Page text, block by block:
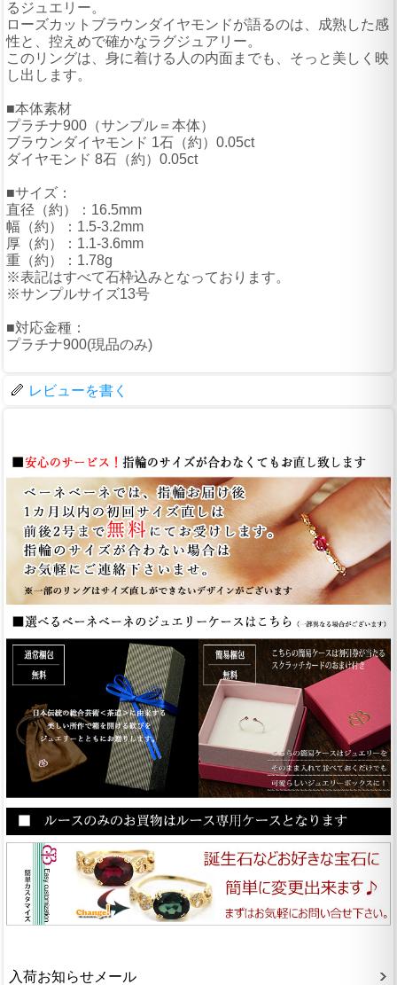
るジュエリー。
ローズカットブラウンダイヤモンドが語るのは、成熟した感
性と、控えめで確かなラグジュアリー。
このリングは、身に着ける人の内面までも、そっと美しく映
し出します。
■本体素材
プラチナ900（サンプル＝本体）
ブラウンダイヤモンド 1石（約）0.05ct
ダイヤモンド 8石（約）0.05ct
■サイズ：
直径（約）：16.5mm
幅（約）：1.5-3.2mm
厚（約）：1.1-3.6mm
重（約）：1.78g
※表記はすべて石枠込みとなっております。
※サンプルサイズ13号
■対応金種：
プラチナ900(現品のみ)
レビューを書く
入荷お知らせメール